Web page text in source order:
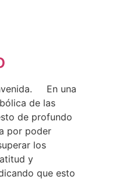
En una
de las
de profundo
por poder
los
y
que esto